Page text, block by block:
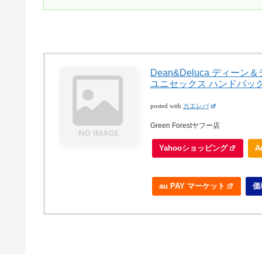
Dean&Deluca ディーン
ユニセックス ハンドバッ
posted with カエレバ
Green Forestヤフー店
Yahooショッピング
au PAY マーケット